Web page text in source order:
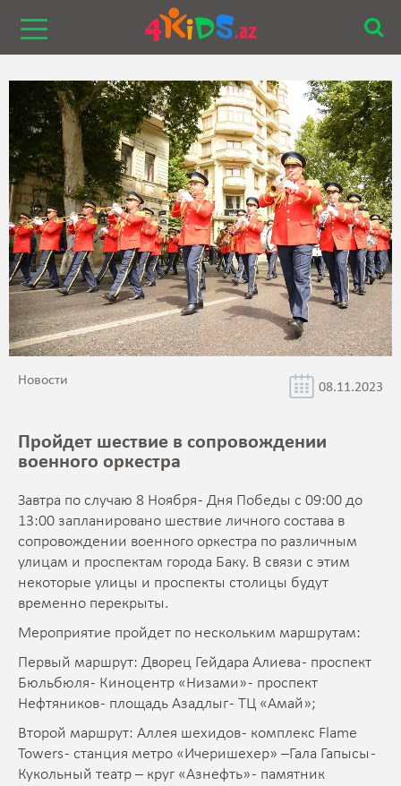
Новости 08.11.2023
Пройдет шествие в сопровождении
военного оркестра
Завтра по случаю 8 Ноября - Дня Победы с 09:00 до
13:00 запланировано шествие личного состава в
сопровождении военного оркестра по различным
улицам и проспектам города Баку. В связи с этим
некоторые улицы и проспекты столицы будут
временно перекрыты.
Мероприятие пройдет по нескольким маршрутам:
Первый маршрут: Дворец Гейдара Алиева - проспект
Бюльбюля - Киноцентр «Низами» - проспект
Нефтяников - площадь Азадлыг - ТЦ «Амай»;
Второй маршрут: Аллея шехидов - комплекс Flame
Towers - станция метро «Ичеришехер» –Гала Гапысы -
Кукольный театр – круг «Азнефть» - памятник